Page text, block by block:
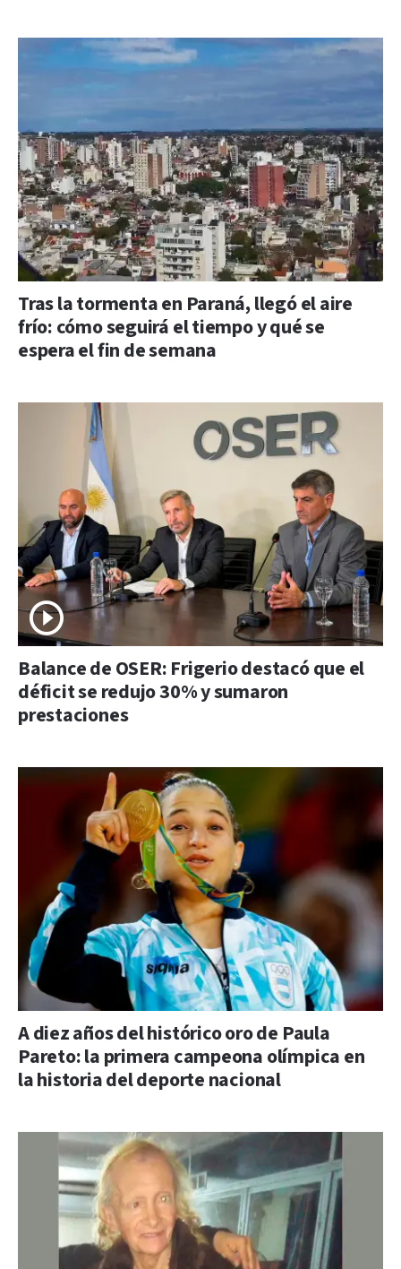
Tras la tormenta en Paraná, llegó el aire
frío: cómo seguirá el tiempo y qué se
espera el fin de semana
Balance de OSER: Frigerio destacó que el
déficit se redujo 30% y sumaron
prestaciones
A diez años del histórico oro de Paula
Pareto: la primera campeona olímpica en
la historia del deporte nacional